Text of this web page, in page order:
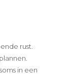
rust.
in een